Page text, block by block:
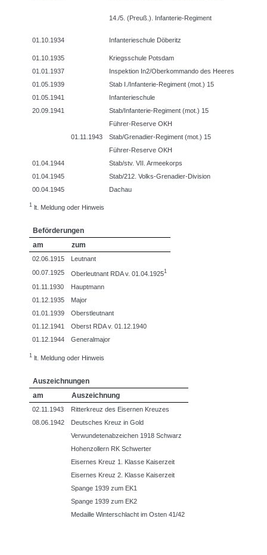
14./5. (Preuß.). Infanterie-Regiment
01.10.1934 Infanterieschule Döberitz
01.10.1935
Kriegsschule Potsdam
01.01.1937
Inspektion In2/Oberkommando des Heeres
01.05.1939
Stab I./Infanterie-Regiment (mot.) 15
01.05.1941
Infanterieschule
20.09.1941
Stab/Infanterie-Regiment (mot.) 15
Führer-Reserve OKH
01.11.1943
Stab/Grenadier-Regiment (mot.) 15
Führer-Reserve OKH
01.04.1944
Stab/stv. VII. Armeekorps
01.04.1945
Stab/212. Volks-Grenadier-Division
00.04.1945
Dachau
1 lt. Meldung oder Hinweis
Beförderungen
am
zum
02.06.1915
Leutnant
00.07.1925
Oberleutnant RDA v. 01.04.19251
01.11.1930
Hauptmann
01.12.1935
Major
01.01.1939
Oberstleutnant
01.12.1941
Oberst RDA v. 01.12.1940
01.12.1944
Generalmajor
1 lt. Meldung oder Hinweis
Auszeichnungen
am
Auszeichnung
02.11.1943
Ritterkreuz des Eisernen Kreuzes
08.06.1942
Deutsches Kreuz in Gold
Verwundetenabzeichen 1918 Schwarz
Hohenzollern RK Schwerter
Eisernes Kreuz 1. Klasse Kaiserzeit
Eisernes Kreuz 2. Klasse Kaiserzeit
Spange 1939 zum EK1
Spange 1939 zum EK2
Medaille Winterschlacht im Osten 41/42